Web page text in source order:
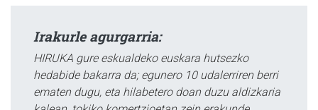
Irakurle agurgarria:
HIRUKA gure eskualdeko euskara hutsezko
hedabide bakarra da; egunero 10 udalerriren berri
ematen dugu, eta hilabetero doan duzu aldizkaria